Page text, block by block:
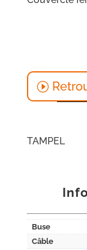
TAMPEL
Buse
Câble